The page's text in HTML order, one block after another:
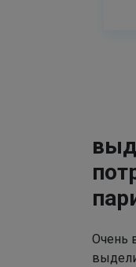
Очень